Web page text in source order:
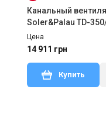
Канальный
Soler&Palau TD-
Цена
14 911 грн
Купить